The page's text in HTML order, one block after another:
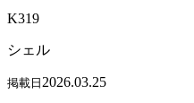
K319
シェル
掲載日 2026.03.25